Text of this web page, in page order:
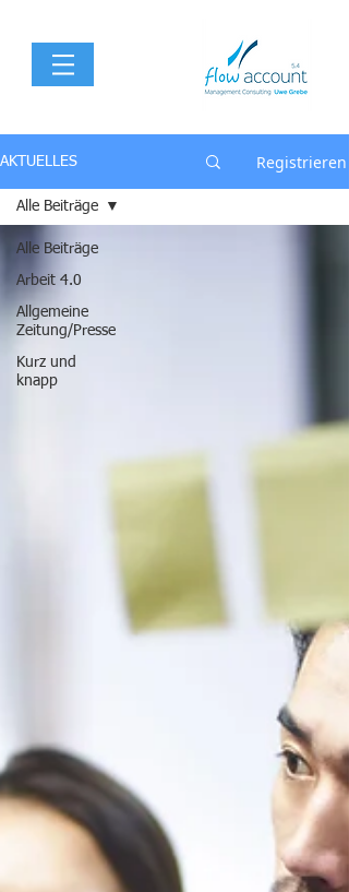
AKTUELLES Registrieren
Alle Beiträge
Arbeit 4.0
Allgemeine
Zeitung/Presse
Kurz und
knapp
Alle Beiträge